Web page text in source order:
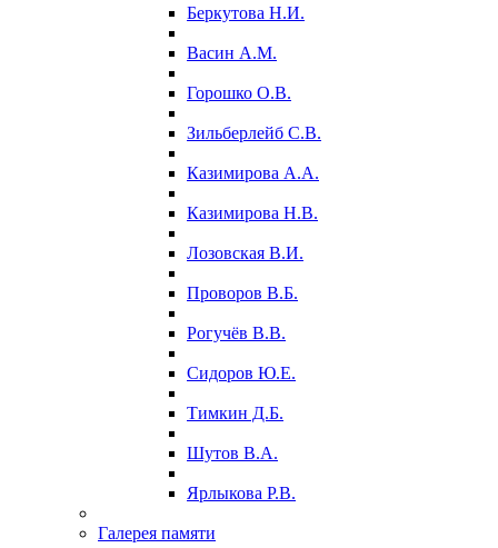
Беркутова Н.И.
Васин А.М.
Горошко О.В.
Зильберлейб С.В.
Казимирова А.А.
Казимирова Н.В.
Лозовская В.И.
Проворов В.Б.
Рогучёв В.В.
Сидоров Ю.Е.
Тимкин Д.Б.
Шутов В.А.
Ярлыкова Р.В.
Галерея памяти